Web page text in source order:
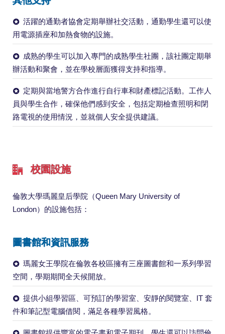
活躍的通勤者協會定期舉辦社交活動，通勤學生還可以使
用電源插座和加熱食物的設施。
成熟的學生可以加入專門的成熟學生社團，該社團定期舉
辦活動和聚會，並在學校層面獲得支持和指導。
定期與當地警方合作進行自行車和財產標記活動。工作人
員與學生合作，確保他們感到安全，包括定期檢查照明和閉
路電視的使用情況，並就個人安全提供建議。
校園設施
倫敦大學瑪麗皇后學院（Queen Mary University of
London）的設施包括：
圖書館和資訊服務
瑪麗女王學院在倫敦各校區擁有三座圖書館和一系列學習
空間，學期期間全天候開放。
提供小組學習區、可預訂的學習室、安靜的閱覽室、IT 套
件和筆記型電腦借閱，滿足各種學習風格。